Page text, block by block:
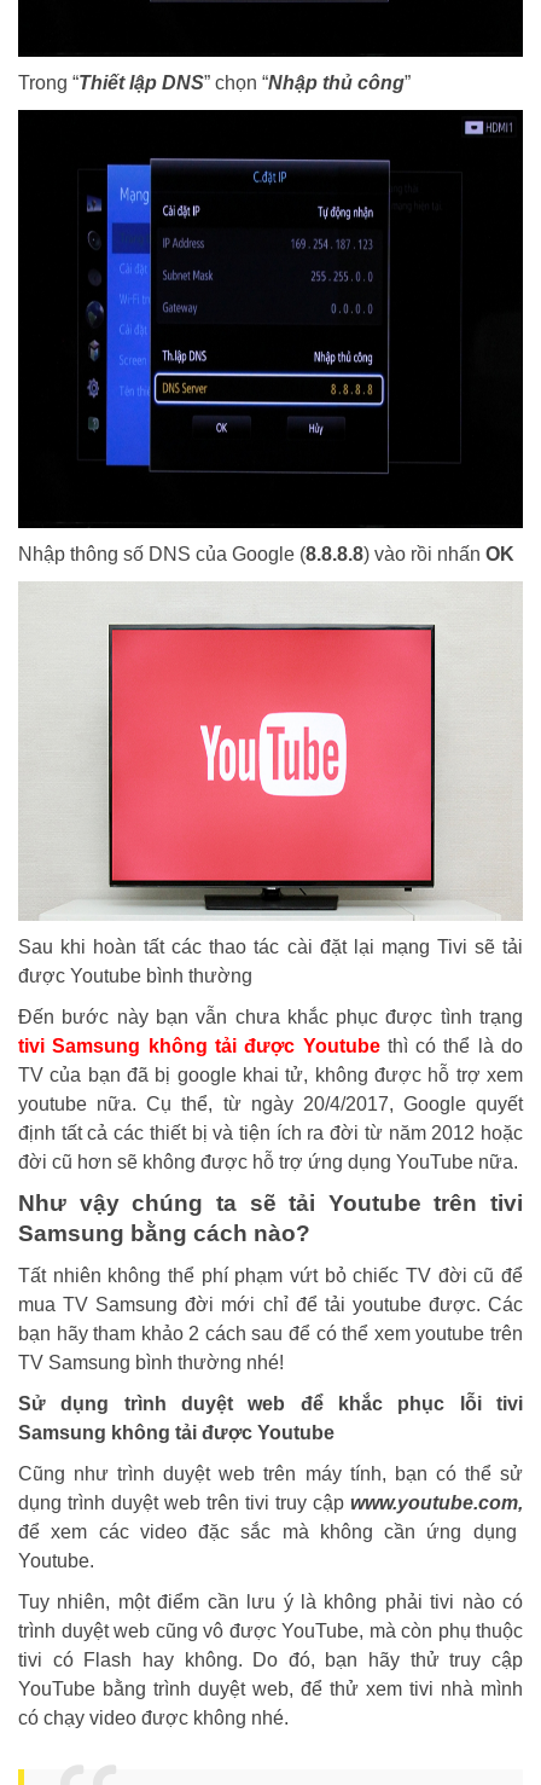
Trong “Thiết lập DNS” chọn “Nhập thủ công”
Nhập thông số DNS của Google (8.8.8.8) vào rồi nhấn OK
Sau khi hoàn tất các thao tác cài đặt lại mạng Tivi sẽ tải
được Youtube bình thường
Đến bước này bạnvẫn chưa khắc phục được tình trạng
tiviSamsung không tải được Youtube thì có thể là do
TV của bạn đã bị google khai tử, không được hỗ trợ xem
youtube nữa. Cụ thể, từ ngày 20/4/2017, Google quyết
định tất cả các thiết bị và tiện ích ra đời từ năm 2012 hoặc
đời cũ hơn sẽ không được hỗ trợ ứng dụng YouTube nữa.
Như vậy chúng ta sẽ tải Youtube trên tivi
Samsung bằng cách nào?
Tất nhiên không thể phí phạm vứt bỏ chiếc TV đời cũ để
mua TV Samsung đời mới chỉ để tải youtube được. Các
bạn hãy tham khảo 2 cách sau để có thể xem youtube trên
TV Samsung bình thường nhé!
Sử dụng trình duyệt web để khắc phục lỗi tivi
Samsung không tải được Youtube
Cũng như trình duyệt web trên máy tính, bạn có thể sử
dụng trình duyệt web trên tivi truy cập www.youtube.com,
để xem các video đặc sắc mà không cần ứng dụng
Youtube.
Tuy nhiên, một điểm cần lưu ý là không phải tivi nào có
trình duyệt web cũng vô được YouTube, mà còn phụ thuộc
tivi có Flash hay không. Do đó, bạn hãy thử truy cập
YouTube bằng trình duyệt web, để thử xem tivi nhà mình
có chạy video được không nhé.